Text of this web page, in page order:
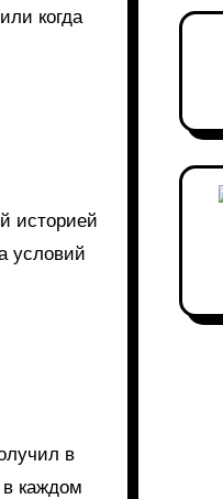
когда
историей
условий
в
каждом